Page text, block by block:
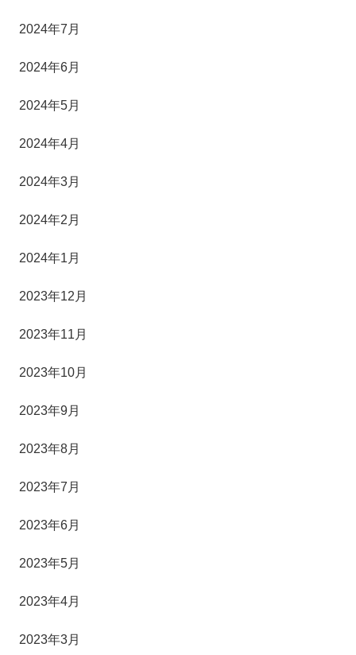
2024年7月
2024年6月
2024年5月
2024年4月
2024年3月
2024年2月
2024年1月
2023年12月
2023年11月
2023年10月
2023年9月
2023年8月
2023年7月
2023年6月
2023年5月
2023年4月
2023年3月